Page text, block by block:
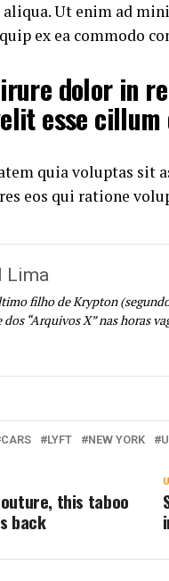
Ut enim ad
ex ea commodo
dolor in
esse cillum
quia voluptas sit
eos qui ratione
Lima
filho de Krypton
“Arquivos X” nas horas
CARS LYFT NEW YORK
this taboo
back